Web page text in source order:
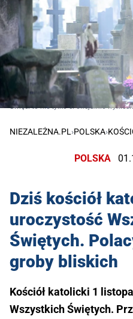
Święci to nie tylko ci oficjalnie
NIEZALEŻNA.PL ›POLSKA›
POLSKA
Dziś kościół
uroczystość
Świętych.
groby bliskich
Kościół katolicki 1
Wszystkich Świętych.